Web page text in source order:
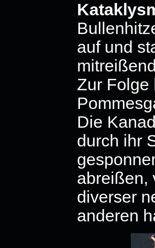
auf und
Zur Folge
Die
durch ihr
abreißen,
diverser
anderen